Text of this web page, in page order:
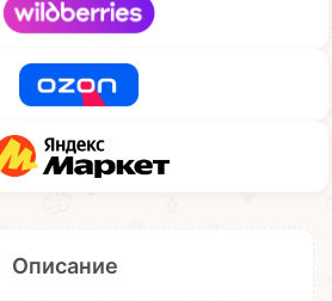
Описание